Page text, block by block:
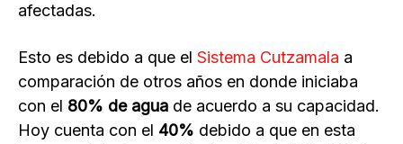
afectadas.
Esto es debido a que el Sistema Cutzamala a
comparación de otros años en donde iniciaba
con el 80% de agua de acuerdo a su capacidad.
Hoy cuenta con el 40% debido a que en esta